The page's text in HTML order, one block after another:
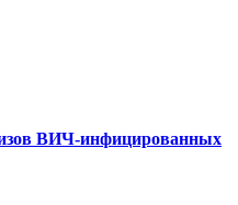
ВИЧ-инфицированных